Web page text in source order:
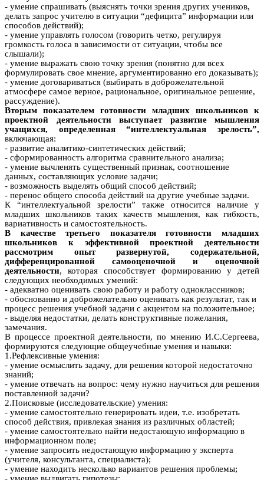
- умение спрашивать (выяснять точки зрения других учеников,
делать запрос учителю в ситуации “дефицита” информации или
способов действий);
- умение управлять голосом (говорить четко, регулируя
громкость голоса в зависимости от ситуации, чтобы все
слышали);
- умение выражать свою точку зрения (понятно для всех
формулировать свое мнение, аргументированно его доказывать);
- умение договариваться (выбирать в доброжелательной
атмосфере самое верное, рациональное, оригинальное решение,
рассуждение).
Вторым показателем готовности младших школьников к
проектной деятельности выступает развитие мышления
учащихся, определенная “интеллектуальная зрелость”,
включающая:
- развитие аналитико-синтетических действий;
- сформированность алгоритма сравнительного анализа;
- умение вычленять существенный признак, соотношение
данных, составляющих условие задачи;
- возможность выделять общий способ действий;
- перенос общего способа действий на другие учебные задачи.
К “интеллектуальной зрелости” также относится наличие у
младших школьников таких качеств мышления, как гибкость,
вариативность и самостоятельность.
В качестве третьего показателя готовности младших
школьников к эффективной проектной деятельности
рассмотрим опыт развернутой, содержательной,
дифференцированной самооценочной и оценочной
деятельности, которая способствует формированию у детей
следующих необходимых умений:
- адекватно оценивать свою работу и работу одноклассников;
- обоснованно и доброжелательно оценивать как результат, так и
процесс решения учебной задачи с акцентом на положительное;
- выделяя недостатки, делать конструктивные пожелания,
замечания.
В процессе проектной деятельности, по мнению И.С.Сергеева,
формируются следующие общеучебные умения и навыки:
1.Рефлексивные умения:
- умение осмыслить задачу, для решения которой недостаточно
знаний;
- умение отвечать на вопрос: чему нужно научиться для решения
поставленной задачи?
2.Поисковые (исследовательские) умения:
- умение самостоятельно генерировать идеи, т.е. изобретать
способ действия, привлекая знания из различных областей;
- умение самостоятельно найти недостающую информацию в
информационном поле;
- умение запросить недостающую информацию у эксперта
(учителя, консультанта, специалиста);
- умение находить несколько вариантов решения проблемы;